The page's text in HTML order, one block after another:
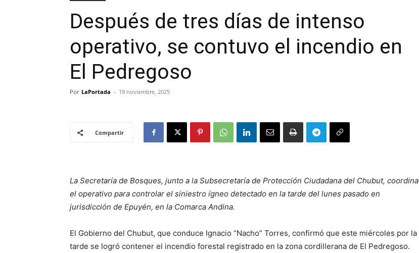
Después de tres días de intenso
operativo, se contuvo el incendio en
El Pedregoso
Por LaPortada - 19 noviembre, 2025
Compartir
La Secretaría de Bosques, junto a la Subsecretaría de Protección Ciudadana del Chubut, coordina
el operativo para controlar el siniestro ígneo detectado en la tarde del lunes pasado en
jurisdicción de Epuyén, en la Comarca Andina.
El Gobierno del Chubut, que conduce Ignacio “Nacho” Torres, confirmó que este miércoles por la
tarde se logró contener el incendio forestal registrado en la zona cordillerana de El Pedregoso.